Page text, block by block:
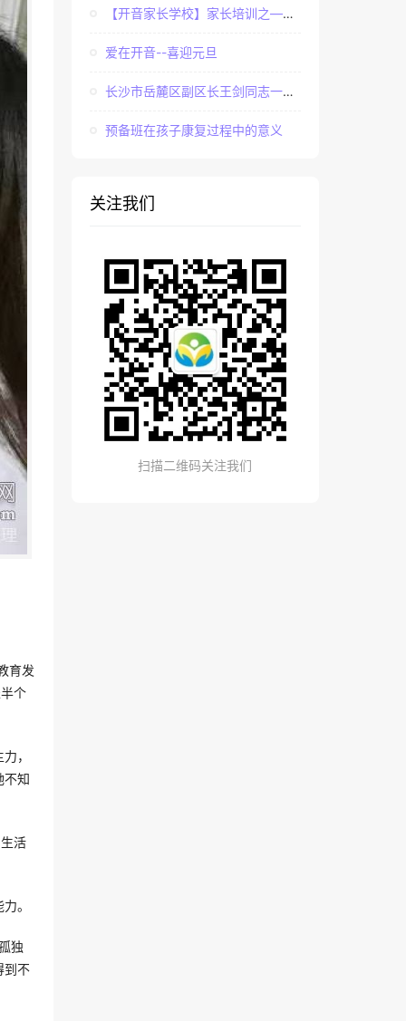
育发
个
，
不知
活
。
独
到不
【开音家长学校】家长培训之——亲子课程中家长如何辅...
爱在开音--喜迎元旦
长沙市岳麓区副区长王剑同志一行调研长沙市岳麓区开音...
预备班在孩子康复过程中的意义
关注我们
扫描二维码关注我们